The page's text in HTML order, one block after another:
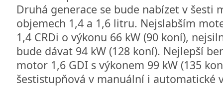
Druhá generace se bude nabízet v šesti
objemech 1,4 a 1,6 litru. Nejslabším
1,4 CRDi o výkonu 66 kW (90 koní),
bude dávat 94 kW (128 koní). Nejlepší
motor 1,6 GDI s výkonem 99 kW (135
šestistupňová v manuální i automatické